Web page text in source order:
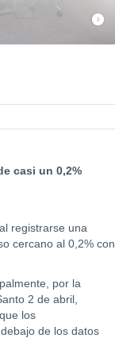
casi un 0,2%
registrarse una
cercano al 0,2% con
por la
2 de abril,
los
de los datos